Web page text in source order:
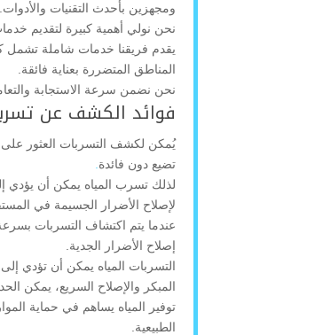
ومجهزين بأحدث التقنيات والأدوات.
نحن نولي أهمية كبيرة لتقديم
يقدم فريقنا خدمات شاملة تشمل
المناطق المتضررة بعناية فائقة.
نحن نضمن سرعة الاستجابة
فوائد الكشف عن
يُمكن لكشف التسربات العثور على
تضيع دون فائدة
لذلك تسرب المياه يمكن أن يؤدي
لإصلاح الأضرار الجسيمة في
عندما يتم اكتشاف التسربات
إصلاح الأضرار الجدية.
التسربات المياه يمكن أن تؤدي
المبكر والإصلاح السريع، يمكن
توفير المياه يساهم في حماية
الطبيعية.